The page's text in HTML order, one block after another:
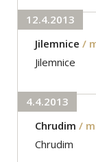
12.4.2013
Jilemnice /
Jilemnice
4.4.2013
Chrudim /
Chrudim